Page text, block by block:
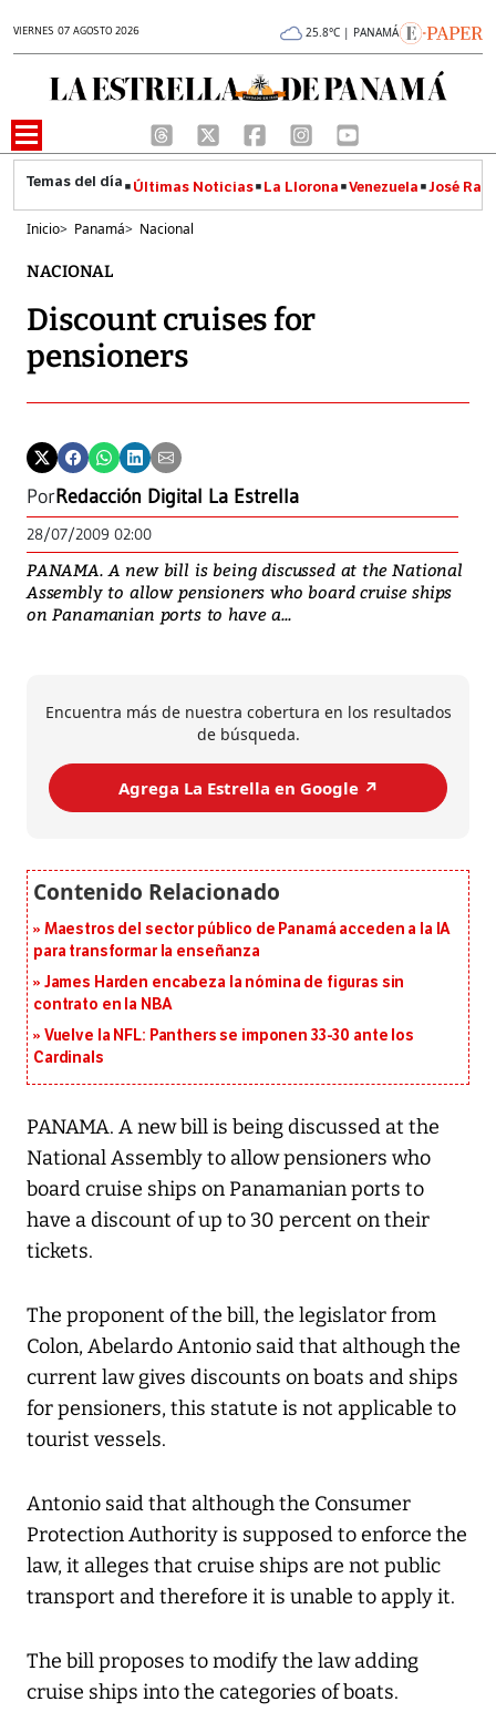
VIERNES 07 AGOSTO 2026 25.8°C | PANAMÁ
Últimas Noticias La Llorona Venezuela José
Inicio> Panamá> Nacional
NACIONAL
Discount cruises for
pensioners
PorRedacción Digital La Estrella
28/07/2009 02:00
PANAMA. A new bill is being discussed at the National
Assembly to allow pensioners who board cruise ships
on Panamanian ports to have a...
Encuentra más de nuestra cobertura en los resultados
de búsqueda.
Agrega La Estrella en Google ↗️
Maestros del sector público de Panamá acceden a la IA
para transformar la enseñanza
James Harden encabeza la nómina de figuras sin
contrato en la NBA
Vuelve la NFL: Panthers se imponen 33-30 ante los
Cardinals
PANAMA. A new bill is being discussed at the
National Assembly to allow pensioners who
board cruise ships on Panamanian ports to
have a discount of up to 30 percent on their
tickets.
The proponent of the bill, the legislator from
Colon, Abelardo Antonio said that although the
current law gives discounts on boats and ships
for pensioners, this statute is not applicable to
tourist vessels.
Antonio said that although the Consumer
Protection Authority is supposed to enforce the
law, it alleges that cruise ships are not public
transport and therefore it is unable to apply it.
The bill proposes to modify the law adding
cruise ships into the categories of boats.